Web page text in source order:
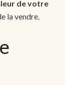
de votre
la vendre.